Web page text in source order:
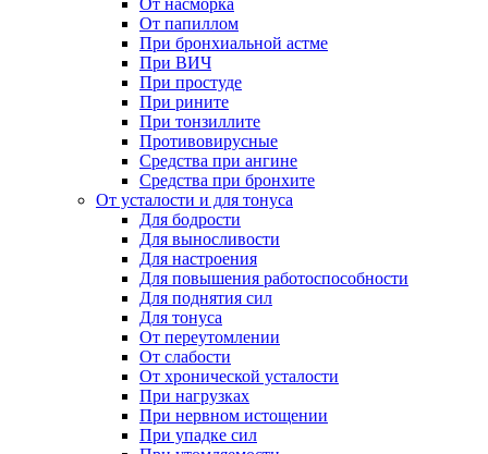
От насморка
От папиллом
При бронхиальной астме
При ВИЧ
При простуде
При рините
При тонзиллите
Противовирусные
Средства при ангине
Средства при бронхите
От усталости и для тонуса
Для бодрости
Для выносливости
Для настроения
Для повышения работоспособности
Для поднятия сил
Для тонуса
От переутомлении
От слабости
От хронической усталости
При нагрузках
При нервном истощении
При упадке сил